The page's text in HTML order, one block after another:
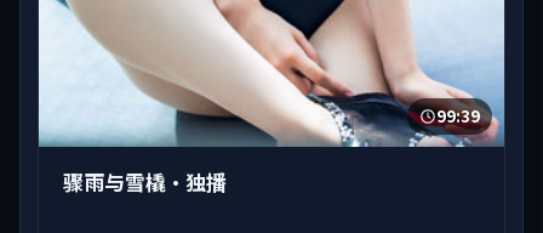
99:39
骤雨与雪橇·独播